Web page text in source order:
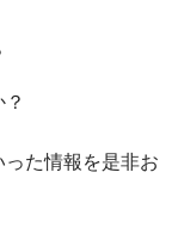
た情報を是非お